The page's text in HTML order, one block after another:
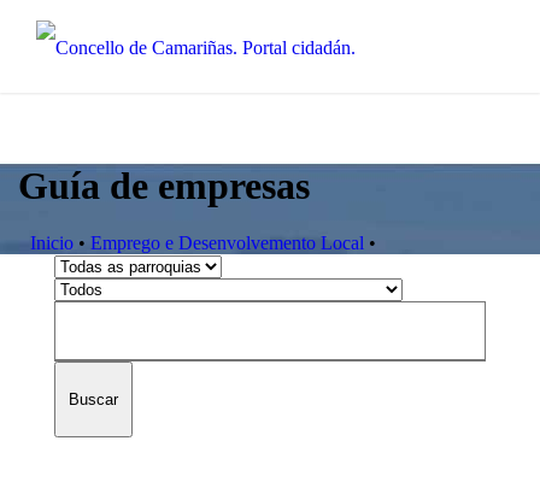
Guía de empresas
Inicio • Emprego e Desenvolvemento Local •
Buscar